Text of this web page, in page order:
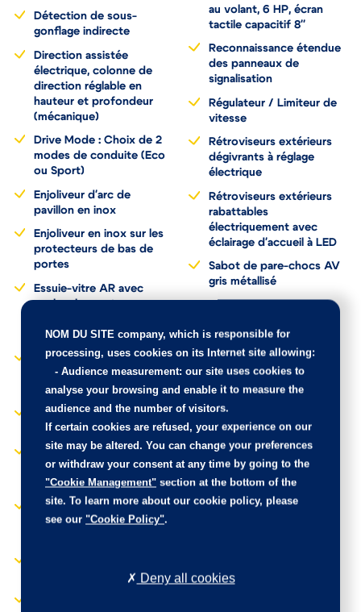
Détection de sous-
gonflage indirecte
Direction assistée
électrique, colonne de
direction réglable en
hauteur et profondeur
(mécanique)
Drive Mode : Choix de 2
modes de conduite (Eco
ou Sport)
Enjoliveur d'arc de
pavillon en inox
Enjoliveur en inox sur les
protecteurs de bas de
portes
Essuie-vitre AR avec
enclenchement
AR
Essuie-vitre AV avec
système de lavage "Magic
Wash"
Fixations ISOFIX aux 3
places AR en rang 2
Fonction "Mirror Screen"
(Apple CarPlay / Android
Auto )
Frein de stationnement
électrique avec aide au
Tissu Colyn Mistral
au volant, 6 HP, écran
tactile capacitif 8''
Reconnaissance étendue
des panneaux de
signalisation
Régulateur / Limiteur de
vitesse
Rétroviseurs extérieurs
dégivrants à réglage
électrique
Rétroviseurs extérieurs
rabattables
électriquement avec
éclairage d'accueil à LED
Sabot de pare-chocs AV
gris métallisé
électrique des vitres AR
Seuils de portes AV en
Siège conducteur
mécanique avec réglage
lombaire
Siège passager AV avec
Système d'antiblocage
NOM DU SITE company, which is responsible for
processing, uses cookies on its Internet site allowing:
- Audience measurement: our site uses cookies to
analyse your browsing and enable it to measure the
audience and the number of visitors.
If certain cookies are refused, your experience on our
site may be altered. You can change your preferences
or withdraw your consent at any time by going to the
"Cookie Management" section at the bottom of the
site. To learn more about our cookie policy, please
see our "Cookie Policy".
Deny all cookies